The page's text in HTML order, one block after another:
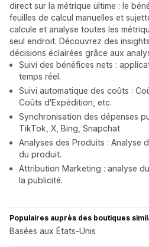
direct sur la métrique ultime : le
feuilles de calcul manuelles et
calcule et analyse toutes les
seul endroit. Découvrez des
décisions éclairées grâce aux
Suivi des bénéfices nets :
temps réel.
Suivi automatique des coûts :
Coûts d'Expédition, etc.
Synchronisation des dépenses
TikTok, X, Bing, Snapchat
Analyses des Produits : Analyse
du produit.
Attribution Marketing : analyse
la publicité.
Populaires auprès des boutiques
Basées aux États-Unis